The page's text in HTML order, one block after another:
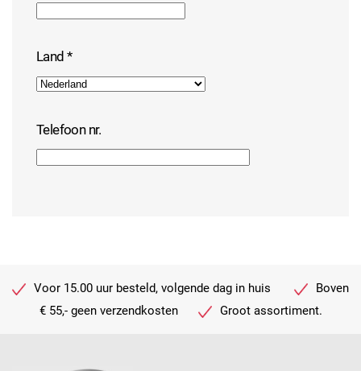
Land *
Telefoon nr.
Voor 15.00 uur besteld, volgende dag in huis
Boven
€ 55,- geen verzendkosten
Groot assortiment.